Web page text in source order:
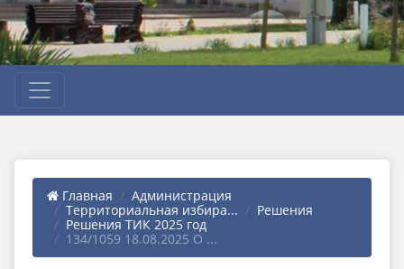
Главная
Администрация
Территориальная избира...
Решения
Решения ТИК 2025 год
134/1059 18.08.2025 О ...